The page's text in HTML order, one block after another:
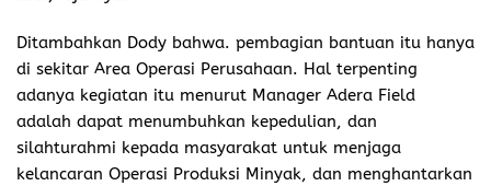
Ditambahkan Dody bahwa. pembagian bantuan itu hanya
di sekitar Area Operasi Perusahaan. Hal terpenting
adanya kegiatan itu menurut Manager Adera Field
adalah dapat menumbuhkan kepedulian, dan
silahturahmi kepada masyarakat untuk menjaga
kelancaran Operasi Produksi Minyak, dan menghantarkan